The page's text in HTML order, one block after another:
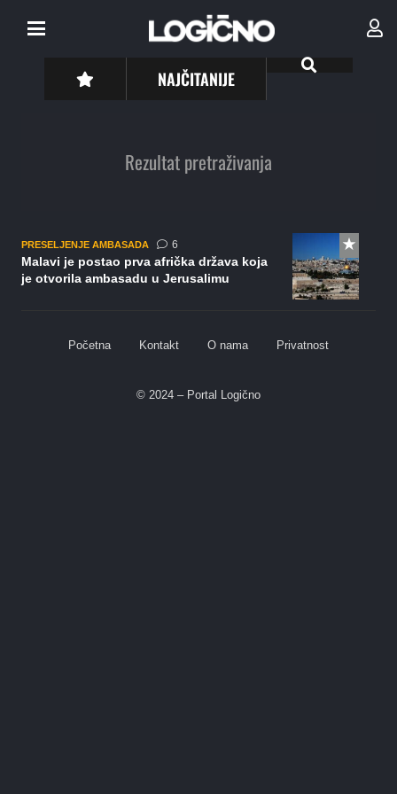
NAJČITANIJE
Rezultat pretraživanja
PRESELJENJE AMBASADA 6komentara
Malavi je postao prva afrička država koja
je otvorila ambasadu u Jerusalimu
Početna Kontakt O nama Privatnost
© 2024 – Portal Logično